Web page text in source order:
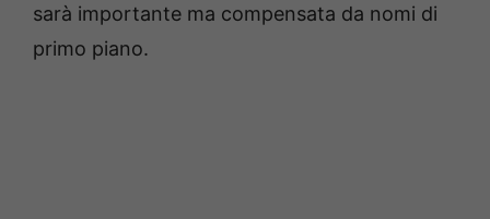
sarà importante ma compensata da nomi di
primo piano.